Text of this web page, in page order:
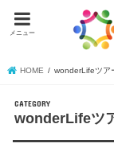
メニュー
HOME wonderLifeツア
CATEGORY
wonderLifeツ